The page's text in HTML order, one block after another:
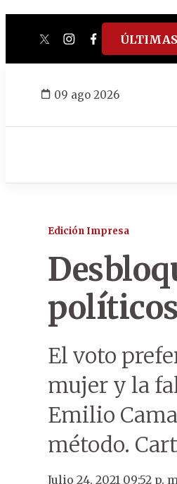
twitterinstagram
facebook
tiktok
09 ago 2026
Edición Impresa
El voto
mujer y la
Emilio
método.
Julio 24, 2021 09:52 p.